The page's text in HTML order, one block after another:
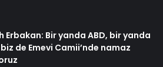
Erbakan: Bir yanda ABD, bir yanda
biz de Emevi Camii’nde namaz